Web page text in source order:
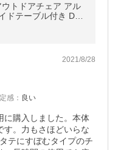
トドアチェア アル
ドテーブル付き DD-
コレクション
2021/8/28
感 ： 良い
に購入しました。本体
す。力もさほどいらな
テにすぼむタイプのチ